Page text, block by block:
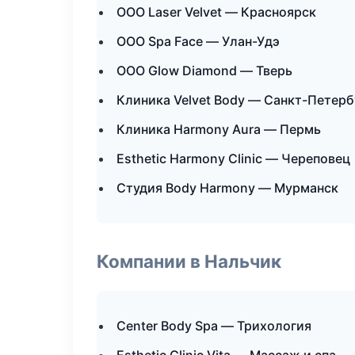
ООО Laser Velvet — Красноярск
ООО Spa Face — Улан-Удэ
ООО Glow Diamond — Тверь
Клиника Velvet Body — Санкт-
Клиника Harmony Aura — Пермь
Esthetic Harmony Clinic — Череповец
Студия Body Harmony — Мурманск
Компании в Нальчик
Center Body Spa — Трихология